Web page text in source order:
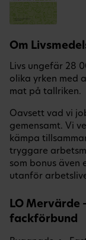
Om
Livs ungefär 28
olika yrken med
mat på tallriken.
Oavsett vad vi
gemensamt. Vi
kämpa
tryggare
som bonus även
utanför
LO Mervärde
fackförbund